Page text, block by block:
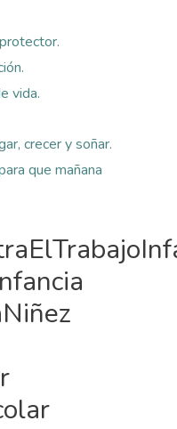
vida.
crecer y soñar.
que mañana